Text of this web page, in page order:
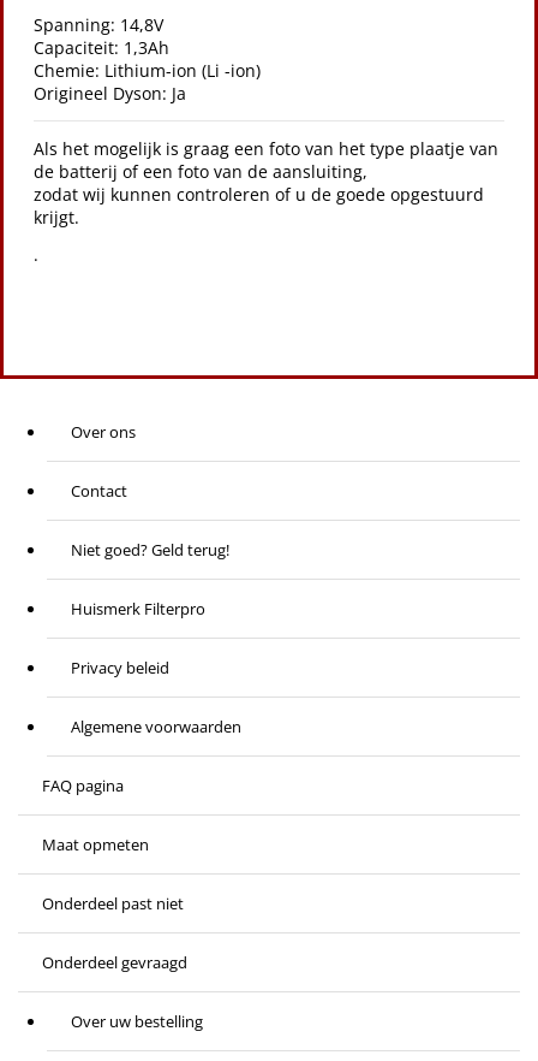
Spanning: 14,8V
Capaciteit: 1,3Ah
Chemie: Lithium-ion (Li -ion)
Origineel Dyson: Ja
Als het mogelijk is graag een foto van het type plaatje van
de batterij of een foto van de aansluiting,
zodat wij kunnen controleren of u de goede opgestuurd
krijgt.
.
Over ons
Contact
Niet goed? Geld terug!
Huismerk Filterpro
Privacy beleid
Algemene voorwaarden
FAQ pagina
Maat opmeten
Onderdeel past niet
Onderdeel gevraagd
Over uw bestelling